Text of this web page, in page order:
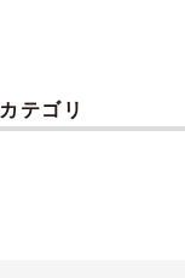
カテゴリ